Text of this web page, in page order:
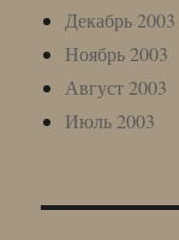
Декабрь 2003
Ноябрь 2003
Август 2003
Июль 2003